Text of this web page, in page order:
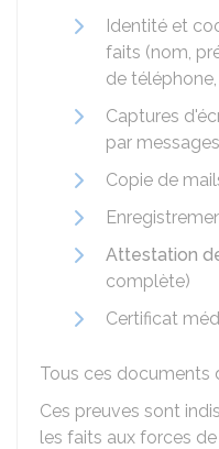
Identité et
faits (nom,
de
Captures
par
Copie de
Attestation
complète)
Certificat
Tous ces documents
Ces preuves sont
les faits aux forces